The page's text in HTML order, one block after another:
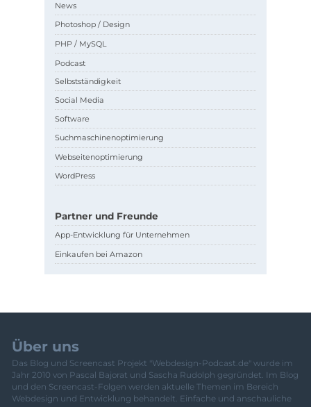
News
Photoshop / Design
PHP / MySQL
Podcast
Selbstständigkeit
Social Media
Software
Suchmaschinenoptimierung
Webseitenoptimierung
WordPress
Partner und Freunde
App-Entwicklung für Unternehmen
Einkaufen bei Amazon
Über uns
Das Blog und Screencast Projekt "Webdesign-Podcast.de" wurde im
Jahr 2010 von Pascal Bajorat und Sascha Rudolph gegründet. Im Blog
und den Screencast-Folgen werden aktuelle Themen im Bereich
Webdesign und Entwicklung behandelt. Einfache und anschauliche